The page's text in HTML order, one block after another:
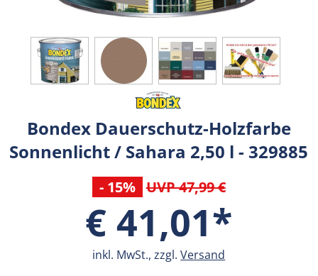
Bondex Dauerschutz-Holzfarbe
Sonnenlicht / Sahara 2,50 l - 329885
- 15% UVP 47,99 €
€ 41,01*
inkl. MwSt., zzgl.Versand